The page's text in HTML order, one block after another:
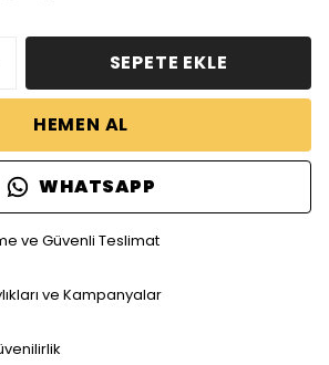
SEPETE EKLE
HEMEN AL
WHATSAPP
ve Güvenli Teslimat
ve Kampanyalar